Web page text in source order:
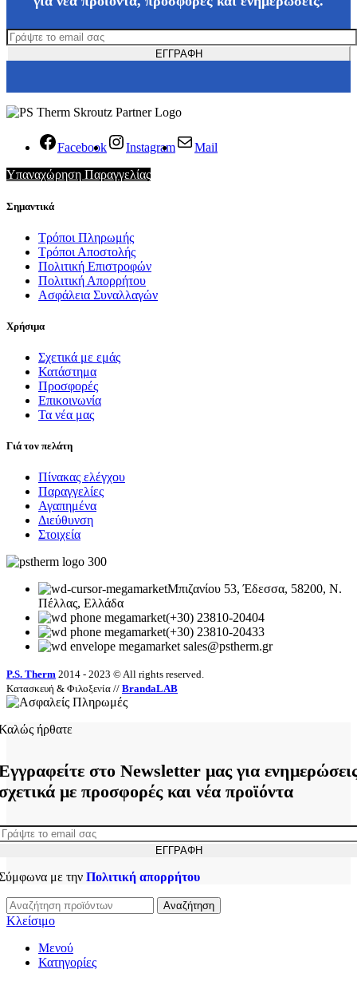
Facebook Instagram
Mail
Υπαναχώρηση Παραγγελίας
Σημαντικά
Τρόποι Πληρωμής
Τρόποι Αποστολής
Πολιτική Επιστροφών
Πολιτική Απορρήτου
Ασφάλεια Συναλλαγών
Χρήσιμα
Σχετικά με εμάς
Κατάστημα
Προσφορές
Επικοινωνία
Τα νέα μας
Γιά τον πελάτη
Πίνακας ελέγχου
Παραγγελίες
Αγαπημένα
Διεύθυνση
Στοιχεία
Μπιζανίου 53, Έδεσσα, 58200, Ν.
Πέλλας, Ελλάδα
(+30) 23810-20404
(+30) 23810-20433
sales@pstherm.gr
P.S. Therm 2014 - 2023 © All rights reserved.
Κατασκευή & Φιλοξενία // BrandaLAB
ήρθατε
στο Newsletter μας για
με προσφορές και νέα προϊόντα
με την Πολιτική απορρήτου
Αναζήτηση
Κλείσιμο
Μενού
Κατηγορίες